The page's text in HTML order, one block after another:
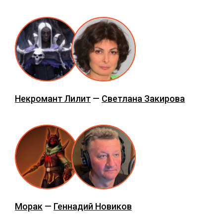
Некромант Лилит — Светлана Закирова
Морак — Геннадий Новиков